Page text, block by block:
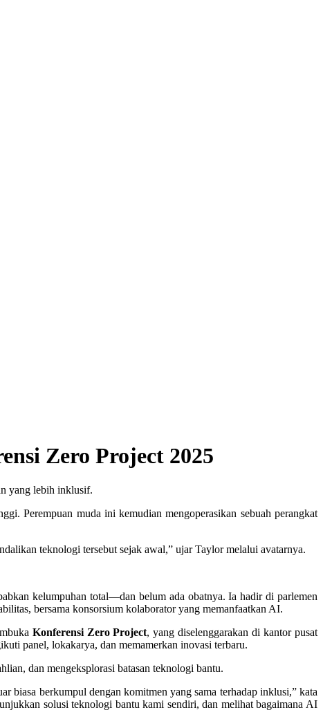
Zero Project 2025
yang lebih inklusif.
Perempuan muda ini kemudian mengoperasikan sebuah perangkat
teknologi tersebut sejak awal,” ujar Taylor melalui avatarnya.
kelumpuhan total—dan belum ada obatnya. Ia hadir di parlemen
bersama konsorsium kolaborator yang memanfaatkan AI.
Konferensi Zero Project, yang diselenggarakan di kantor pusat
panel, lokakarya, dan memamerkan inovasi terbaru.
dan mengeksplorasi batasan teknologi bantu.
biasa berkumpul dengan komitmen yang sama terhadap inklusi,” kata
solusi teknologi bantu kami sendiri, dan melihat bagaimana AI